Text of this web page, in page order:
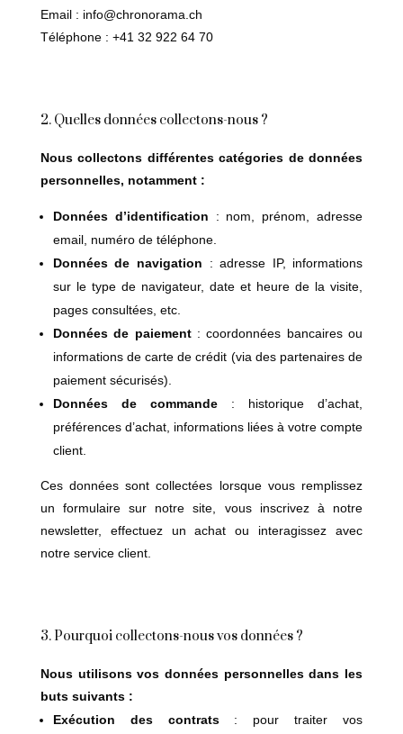
Email : info@chronorama.ch
Téléphone : +41 32 922 64 70
2. Quelles données collectons-nous ?
Nous collectons différentes catégories de données
personnelles, notamment :
Données d’identification : nom, prénom, adresse
email, numéro de téléphone.
Données de navigation : adresse IP, informations
sur le type de navigateur, date et heure de la visite,
pages consultées, etc.
Données de paiement: coordonnées bancaires ou
informations de carte de crédit (via des partenaires de
paiement sécurisés).
Données de commande: historique d’achat,
préférences d’achat, informations liées à votre compte
client.
Ces données sont collectées lorsque vous remplissez
un formulaire sur notre site, vous inscrivez à notre
newsletter, effectuez un achat ou interagissez avec
notre service client.
3. Pourquoi collectons-nous vos données ?
Nous utilisons vos données personnelles dans les
buts suivants :
Exécution des contrats: pour traiter vos